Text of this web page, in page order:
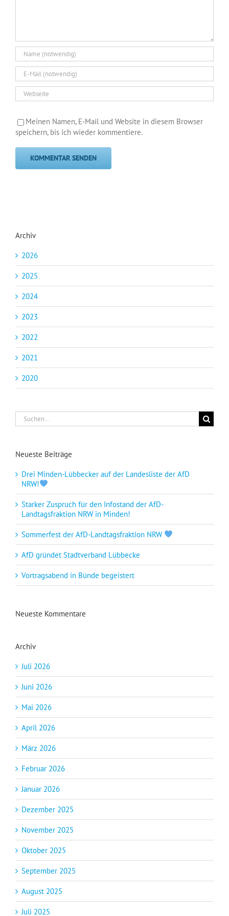
Meinen Namen, E-Mail und Website in diesem Browser
speichern, bis ich wieder kommentiere.
Archiv
2026
2025
2024
2023
2022
2021
2020
Suche
nach:
Neueste Beiträge
Drei Minden-Lübbecker auf der Landesliste der AfD
NRW!
Starker Zuspruch für den Infostand der AfD-
Landtagsfraktion NRW in Minden!
Sommerfest der AfD-Landtagsfraktion NRW
AfD gründet Stadtverband Lübbecke
Vortragsabend in Bünde begeistert
Neueste Kommentare
Archiv
Juli 2026
Juni 2026
Mai 2026
April 2026
März 2026
Februar 2026
Januar 2026
Dezember 2025
November 2025
Oktober 2025
September 2025
August 2025
Juli 2025